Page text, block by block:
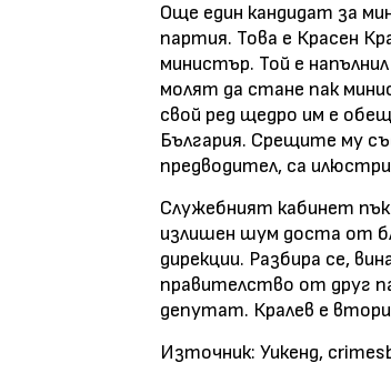
Още един кандидат за
партия. Това е Красен
министър. Той е
молят да стане пак
свой ред щедро им е
България. Срещите му
предводител, са
Служебният кабинет
излишен шум доста от
дирекции. Разбира се,
правителство от друг
депутат. Кралев е
Източник: Уикенд,